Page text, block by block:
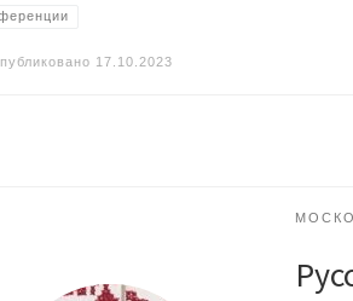
17.10.2023